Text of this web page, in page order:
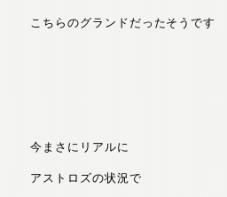
こちらのグランドだったそうです
今まさにリアルに
アストロズの状況で